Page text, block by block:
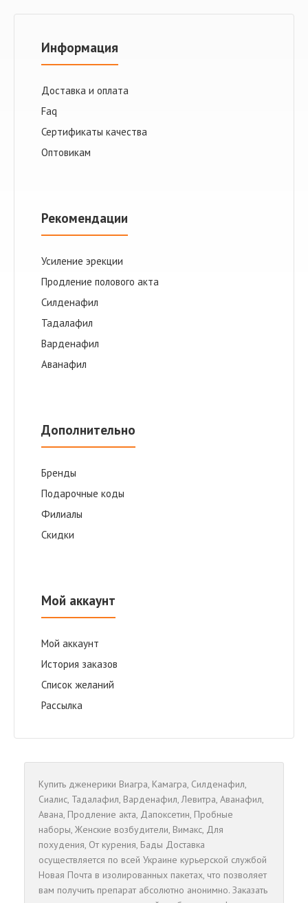
Информация
Доставка и оплата
Faq
Сертификаты качества
Оптовикам
Рекомендации
Усиление эрекции
Продление полового акта
Cилденафил
Тадалафил
Варденафил
Аванафил
Дополнительно
Бренды
Подарочные коды
Филиалы
Скидки
Мой аккаунт
Мой аккаунт
История заказов
Список желаний
Рассылка
Купить дженерики Виагра, Камагра, Cилденафил,
Сиалис, Тадалафил, Варденафил,Левитра, Аванафил,
Авана, Продление акта, Дапоксетин, Пробные
наборы, Женские возбудители, Вимакс, Для
похудения, От курения, Бады Доставка
осуществляется по всей Украине курьерской службой
Новая Почта в изолированных пакетах, что позволяет
вам получить препарат абсолютно анонимно. Заказать